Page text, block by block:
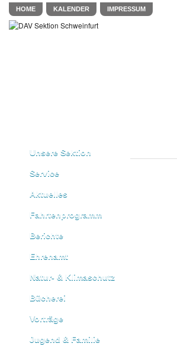
HOME KALENDER IMPRESSUM
Unsere Sektion
Service
Aktuelles
Fahrtenprogramm
Berichte
Ehrenamt
Natur- & Klimaschutz
Bücherei
Vorträge
Jugend & Familie